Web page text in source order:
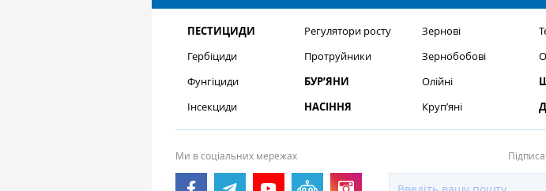
ПЕСТИЦИДИ
Гербіциди
Фунгіциди
Інсекциди
Регулятори росту
Протруйники
БУР’ЯНИ
НАСІННЯ
Зернові
Зернобобові
Олійні
Круп’яні
Ми в соціальних мережах